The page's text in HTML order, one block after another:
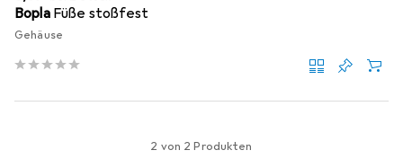
Bopla Füße stoßfest
Gehäuse
2 von 2 Produkten